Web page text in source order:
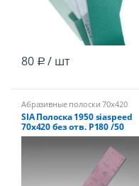
80 Р / шт
Абразивные полоски 70х420
SIA Полоска 1950 siaspeed
70х420 без отв. Р180 /50